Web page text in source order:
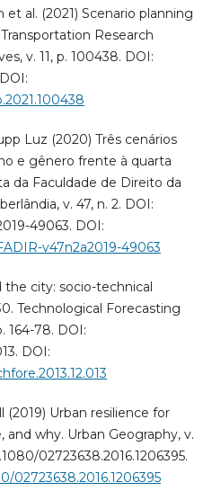
et al. (2021) Scenario planning
Research
v. 11, p. 100438. DOI:
Luz (2020) Três cenários
e gênero frente à quarta
da Faculdade de Direito da
v. 47, n. 2. DOI:
49063. DOI:
v47n2a2019-49063
the city: socio-technical
Technological Forecasting
164-78. DOI:
DOI:
(2019) Urban resilience for
why. Urban Geography, v.
02723638.2016.1206395.
02723638.2016.1206395